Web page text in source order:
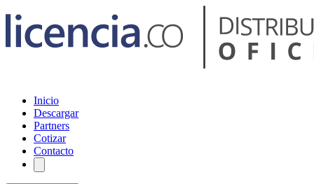
Inicio
Descargar
Partners
Cotizar
Contacto